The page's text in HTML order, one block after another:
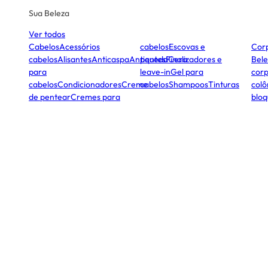
Sua Beleza
Ver todos
CabelosAcessórios
cabelosAlisantesAnticaspaAntiquedaCera
para
cabelosCondicionadoresCreme
de pentearCremes para
cabelosEscovas e
pentesFinalizadores e
leave-inGel para
cabelosShampoosTinturas